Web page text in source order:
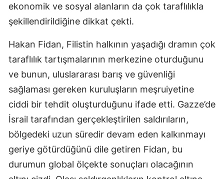
ekonomik ve sosyal alanların da çok taraflılıkla
şekillendirildiğine dikkat çekti.
Hakan Fidan, Filistin halkının yaşadığı dramın çok
taraflılık tartışmalarının merkezine oturduğunu
ve bunun, uluslararası barış ve güvenliği
sağlaması gereken kuruluşların meşruiyetine
ciddi bir tehdit oluşturduğunu ifade etti. Gazze’de
İsrail tarafından gerçekleştirilen saldırıların,
bölgedeki uzun süredir devam eden kalkınmayı
geriye götürdüğünü dile getiren Fidan, bu
durumun global ölçekte sonuçları olacağının